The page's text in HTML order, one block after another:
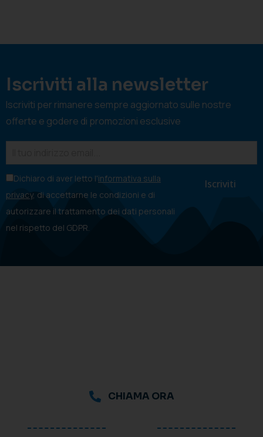
Iscriviti alla newsletter
Iscriviti per rimanere sempre aggiornato sulle nostre
offerte e godere di promozioni esclusive
Dichiaro di aver letto l'informativa sulla
privacy, di accettarne le condizioni e di
autorizzare il trattamento dei dati personali
nel rispetto del GDPR.
CHIAMA ORA